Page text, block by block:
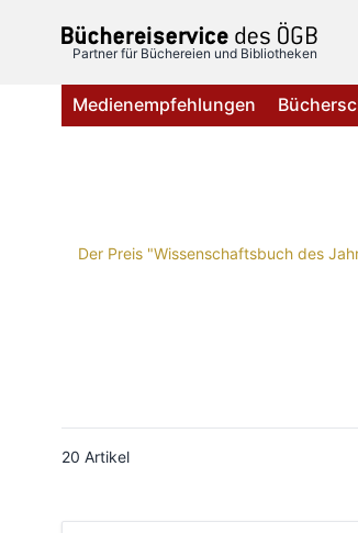
Partner für Büchereien und Bibliotheken
Medienempfehlungen
Der Preis "Wissenschaftsbuch des
20 Artikel